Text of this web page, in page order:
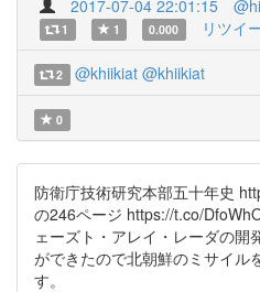
2017-07-04 22:01:15
1 1 0.000 リツイ
2 @khiikiat @khiikiat
0
防衛庁技術研究本部五十年史
の246ページ https://t.co/
ェーズト・アレイ・レーダの開
ができたので北朝鮮のミサイル
す。